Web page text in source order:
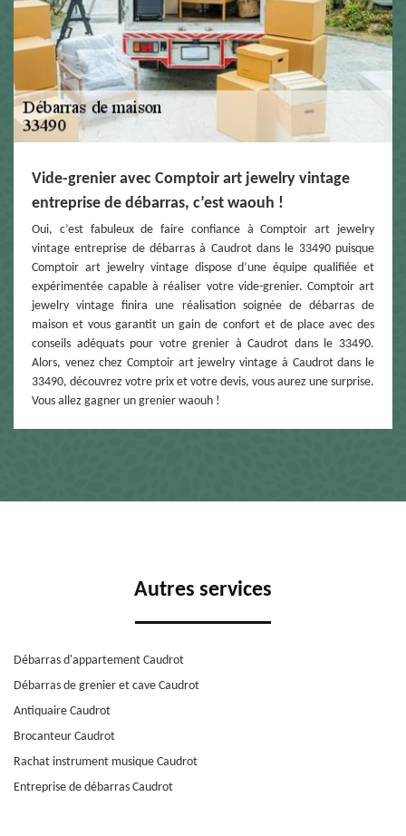
Vide-grenier avec Comptoir art jewelry vintage
entreprise de débarras, c’est waouh !
Oui, c’est fabuleux de faire confiance à Comptoir art jewelry
vintage entreprise de débarras à Caudrot dans le 33490 puisque
Comptoir art jewelry vintage dispose d’une équipe qualifiée et
expérimentée capable à réaliser votre vide-grenier. Comptoir art
jewelry vintage finira une réalisation soignée de débarras de
maison et vous garantit un gain de confort et de place avec des
conseils adéquats pour votre grenier à Caudrot dans le 33490.
Alors, venez chez Comptoir art jewelry vintage à Caudrot dans le
33490, découvrez votre prix et votre devis, vous aurez une surprise.
Vous allez gagner un grenier waouh !
Autres services
Débarras d'appartement Caudrot
Débarras de grenier et cave Caudrot
Antiquaire Caudrot
Brocanteur Caudrot
Rachat instrument musique Caudrot
Entreprise de débarras Caudrot